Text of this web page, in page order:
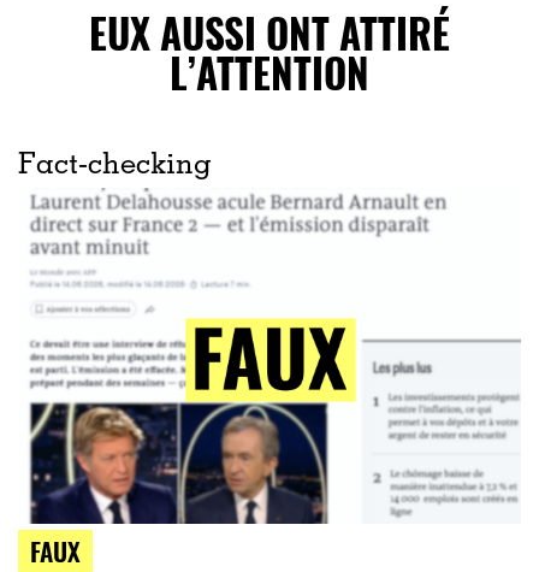
EUX AUSSI ONT ATTIRÉ
L’ATTENTION
Fact-checking
FAUX